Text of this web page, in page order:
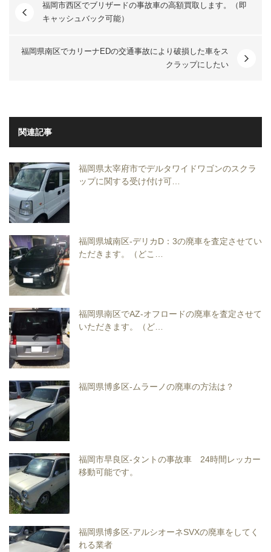
福岡市西区でブリザードの事故車の高額買取します。（即
キャッシュバック可能）
福岡県南区でカリーナEDの交通事故により破損した車をス
クラップにしたい
関連記事
福岡県太宰府市でデルタワイドワゴンのスクラ
ップに関する受け付け可…
福岡県城南区-デリカD：3の廃車を査定させてい
ただきます。（どこ…
福岡県南区でAZ-オフロードの廃車を査定させて
いただきます。（ど…
福岡県博多区-ムラーノの廃車の方法は？
福岡市早良区-タントの事故車 24時間レッカー
移動可能です。
福岡県博多区-アルシオーネSVXの廃車をしてく
れる業者